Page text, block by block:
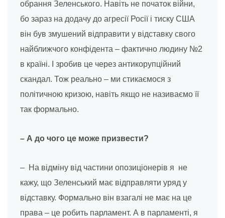
обрання Зеленського. Навіть не початок війни,
бо зараз на додачу до агресії Росії і тиску США
він був змушений відправити у відставку свого
найближчого конфідента – фактично людину №2
в країні. І зробив це через антикорупційний
скандал. Тож реально – ми стикаємося з
політичною кризою, навіть якщо не називаємо її
так формально.
– А до чого це може призвести?
– На відміну від частини опозиціонерів я не
кажу, що Зеленський має відправляти уряд у
відставку. Формально він взагалі не має на це
права – це робить парламент. А в парламенті, я